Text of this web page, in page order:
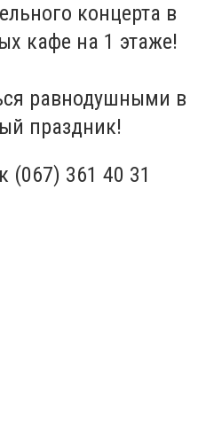
концерта в
кафе на 1 этаже!
равнодушными в
праздник!
(067) 361 40 31